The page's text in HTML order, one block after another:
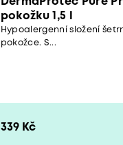
pokožku 1,5 l
Hypoalergenní složení
pokožce. S...
339 Kč